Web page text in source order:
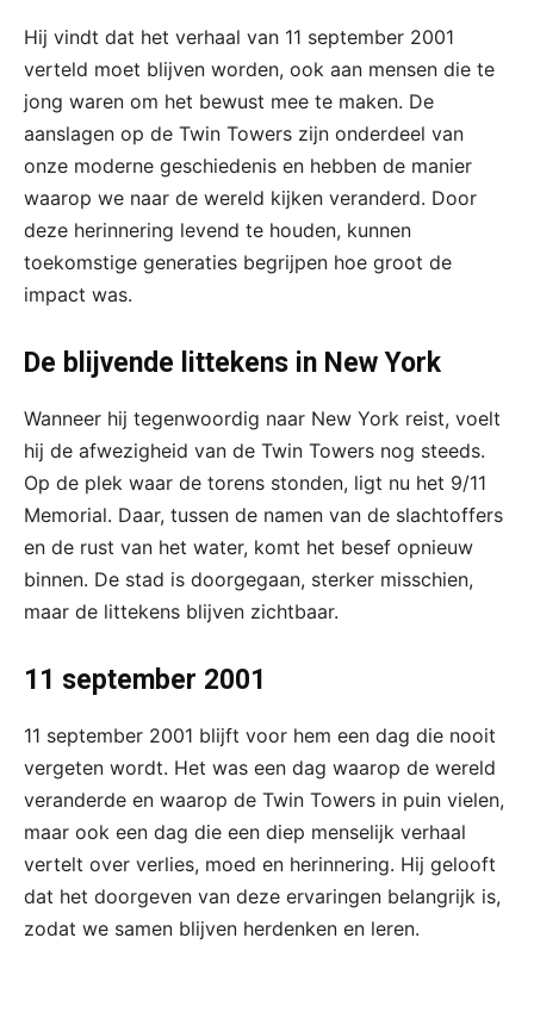
Hij vindt dat het verhaal van 11 september 2001
verteld moet blijven worden, ook aan mensen die te
jong waren om het bewust mee te maken. De
aanslagen op de Twin Towers zijn onderdeel van
onze moderne geschiedenis en hebben de manier
waarop we naar de wereld kijken veranderd. Door
deze herinnering levend te houden, kunnen
toekomstige generaties begrijpen hoe groot de
impact was.
De blijvende littekens in New York
Wanneer hij tegenwoordig naar New York reist, voelt
hij de afwezigheid van de Twin Towers nog steeds.
Op de plek waar de torens stonden, ligt nu het 9/11
Memorial. Daar, tussen de namen van de slachtoffers
en de rust van het water, komt het besef opnieuw
binnen. De stad is doorgegaan, sterker misschien,
maar de littekens blijven zichtbaar.
11 september 2001
11 september 2001 blijft voor hem een dag die nooit
vergeten wordt. Het was een dag waarop de wereld
veranderde en waarop de Twin Towers in puin vielen,
maar ook een dag die een diep menselijk verhaal
vertelt over verlies, moed en herinnering. Hij gelooft
dat het doorgeven van deze ervaringen belangrijk is,
zodat we samen blijven herdenken en leren.